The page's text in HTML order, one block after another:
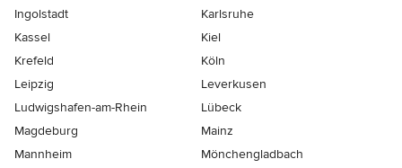
Ingolstadt
Karlsruhe
Kassel
Kiel
Krefeld
Köln
Leipzig
Leverkusen
Ludwigshafen-am-Rhein
Lübeck
Magdeburg
Mainz
Mannheim
Mönchen­gladbach